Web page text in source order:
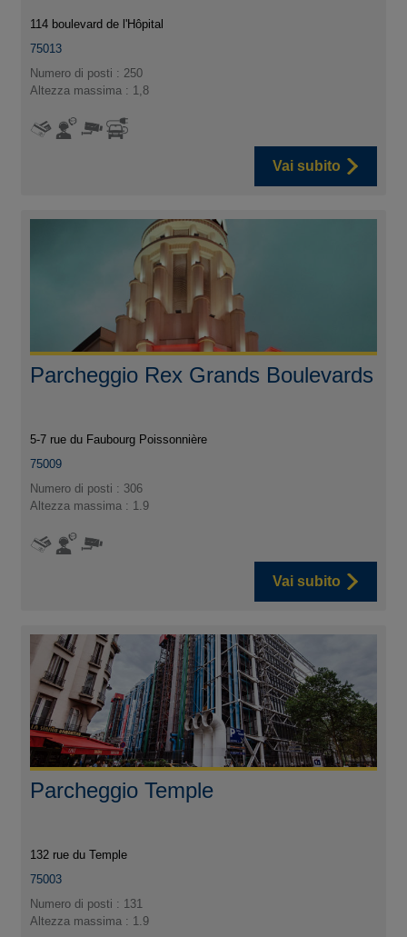
114 boulevard de l'Hôpital
75013
Numero di posti : 250
Altezza massima : 1,8
Vai subito
Parcheggio Rex Grands Boulevards
5-7 rue du Faubourg Poissonnière
75009
Numero di posti : 306
Altezza massima : 1.9
Vai subito
Parcheggio Temple
132 rue du Temple
75003
Numero di posti : 131
Altezza massima : 1.9